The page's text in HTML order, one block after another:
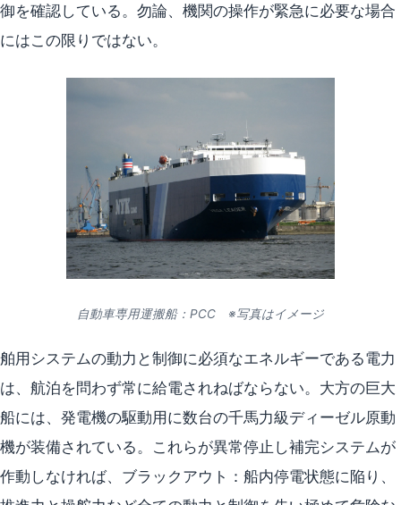
御を確認している。勿論、機関の操作が緊急に必要な場合
にはこの限りではない。
自動車専用運搬船：PCC ※写真はイメージ
舶用システムの動力と制御に必須なエネルギーである電力
は、航泊を問わず常に給電されねばならない。大方の巨大
船には、発電機の駆動用に数台の千馬力級ディーゼル原動
機が装備されている。これらが異常停止し補完システムが
作動しなければ、ブラックアウト：船内停電状態に陥り、